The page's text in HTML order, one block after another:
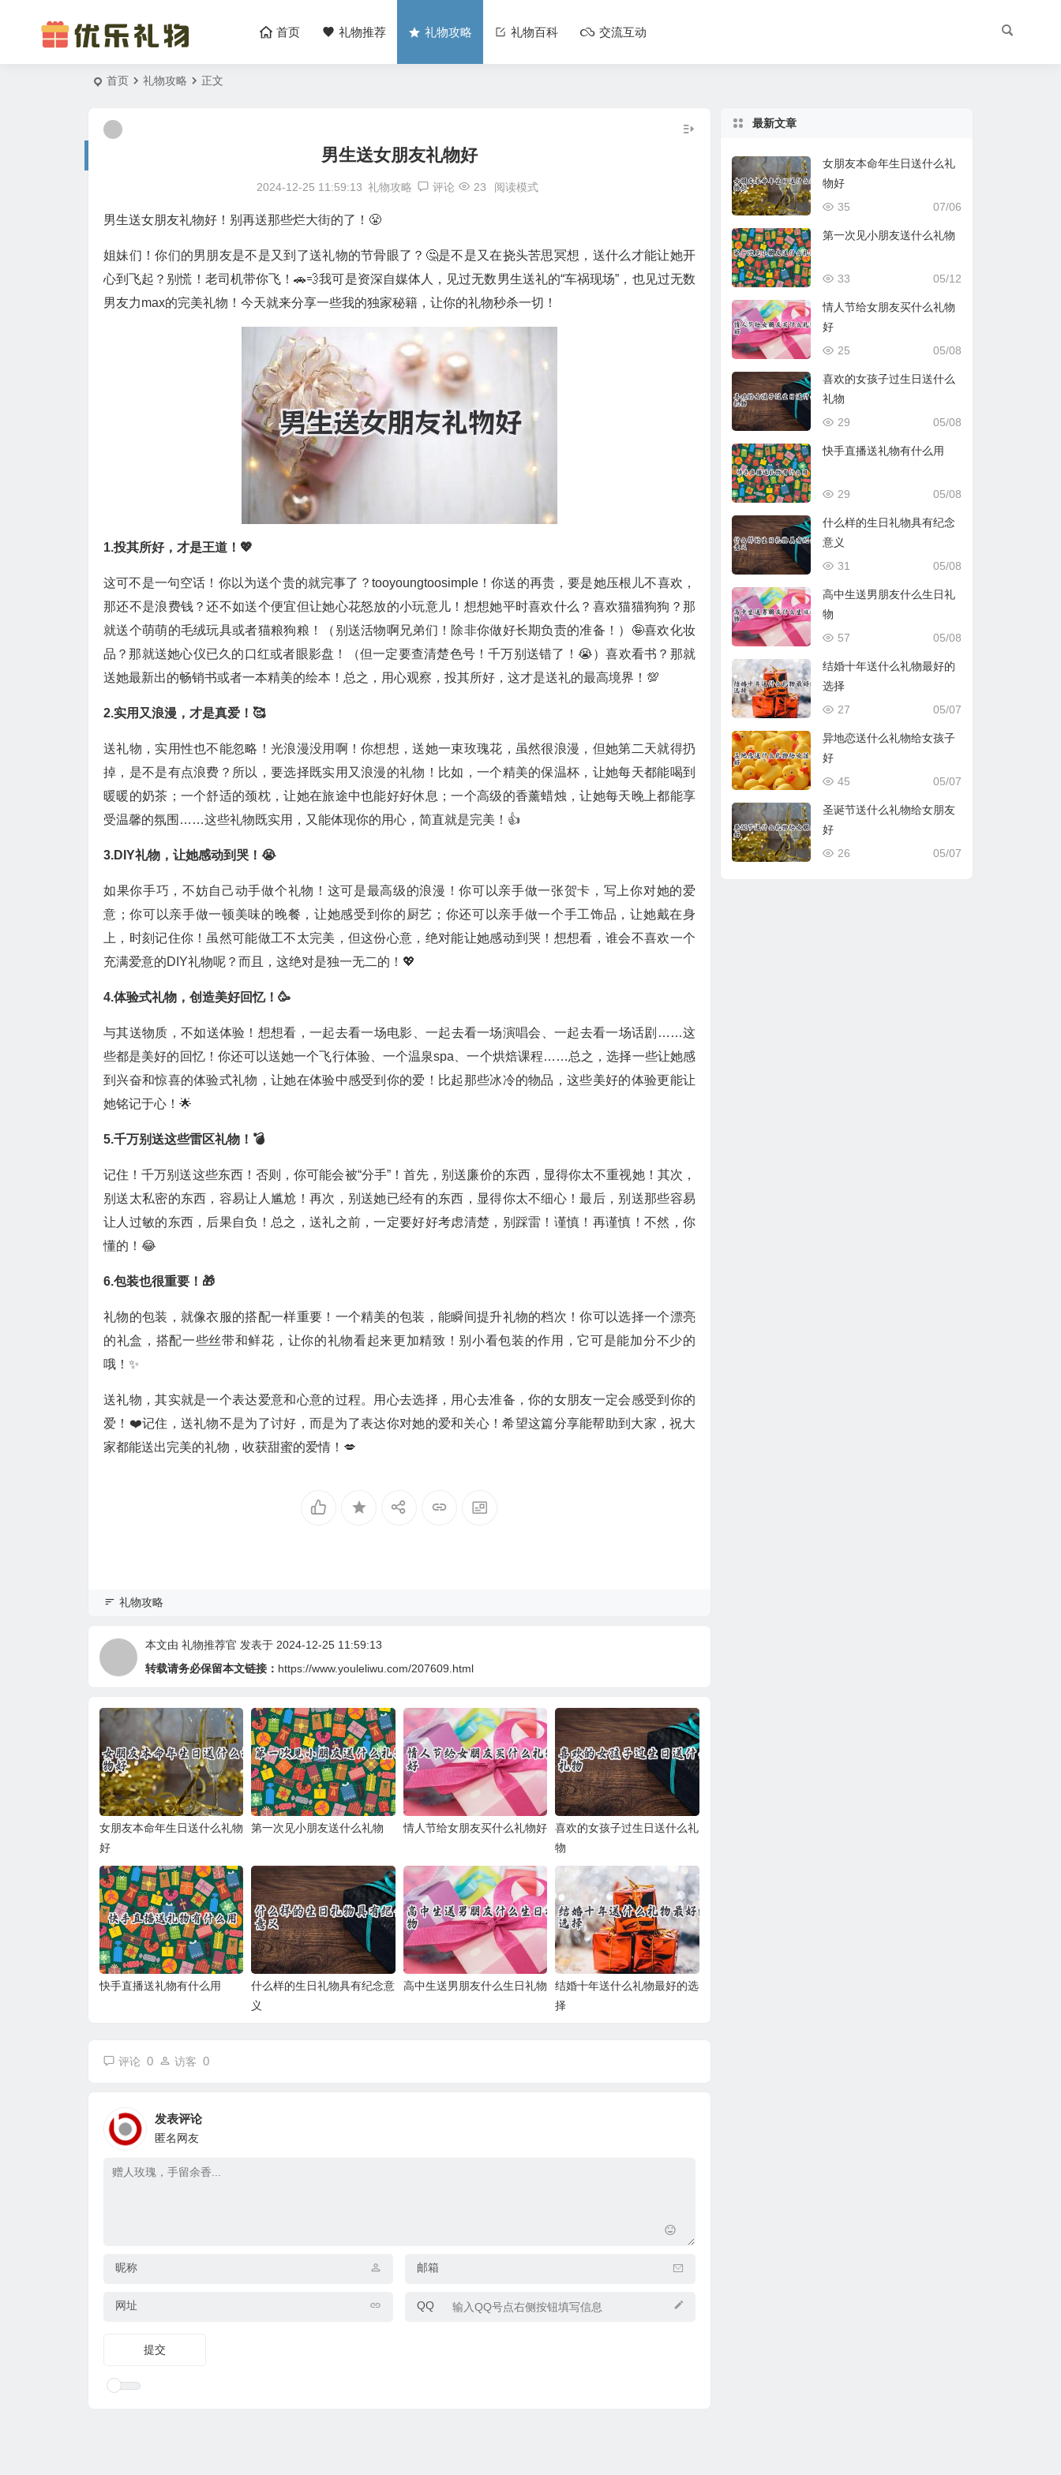
首页 礼物推荐 礼物攻略 礼物百科 交流互动
首页 礼物攻略 正文
男生送女朋友礼物好
2024-12-25 11:59:13 礼物攻略 评论 23 阅读模式
男生送女朋友礼物好！别再送那些烂大街的了！😤
姐妹们！你们的男朋友是不是又到了送礼物的节骨眼了？🤔是不是又在挠头苦思冥想，送什么才能让她开
心到飞起？别慌！老司机带你飞！🚗💨我可是资深自媒体人，见过无数男生送礼的“车祸现场”，也见过无数
男友力max的完美礼物！今天就来分享一些我的独家秘籍，让你的礼物秒杀一切！
1.投其所好，才是王道！💖
这可不是一句空话！你以为送个贵的就完事了？tooyoungtoosimple！你送的再贵，要是她压根儿不喜欢，
那还不是浪费钱？还不如送个便宜但让她心花怒放的小玩意儿！想想她平时喜欢什么？喜欢猫猫狗狗？那
就送个萌萌的毛绒玩具或者猫粮狗粮！（别送活物啊兄弟们！除非你做好长期负责的准备！）🤪喜欢化妆
品？那就送她心仪已久的口红或者眼影盘！（但一定要查清楚色号！千万别送错了！😭）喜欢看书？那就
送她最新出的畅销书或者一本精美的绘本！总之，用心观察，投其所好，这才是送礼的最高境界！💯
2.实用又浪漫，才是真爱！🥰
送礼物，实用性也不能忽略！光浪漫没用啊！你想想，送她一束玫瑰花，虽然很浪漫，但她第二天就得扔
掉，是不是有点浪费？所以，要选择既实用又浪漫的礼物！比如，一个精美的保温杯，让她每天都能喝到
暖暖的奶茶；一个舒适的颈枕，让她在旅途中也能好好休息；一个高级的香薰蜡烛，让她每天晚上都能享
受温馨的氛围……这些礼物既实用，又能体现你的用心，简直就是完美！👍
3.DIY礼物，让她感动到哭！😭
如果你手巧，不妨自己动手做个礼物！这可是最高级的浪漫！你可以亲手做一张贺卡，写上你对她的爱
意；你可以亲手做一顿美味的晚餐，让她感受到你的厨艺；你还可以亲手做一个手工饰品，让她戴在身
上，时刻记住你！虽然可能做工不太完美，但这份心意，绝对能让她感动到哭！想想看，谁会不喜欢一个
充满爱意的DIY礼物呢？而且，这绝对是独一无二的！💖
4.体验式礼物，创造美好回忆！🥳
与其送物质，不如送体验！想想看，一起去看一场电影、一起去看一场演唱会、一起去看一场话剧……这
些都是美好的回忆！你还可以送她一个飞行体验、一个温泉spa、一个烘焙课程……总之，选择一些让她感
到兴奋和惊喜的体验式礼物，让她在体验中感受到你的爱！比起那些冰冷的物品，这些美好的体验更能让
她铭记于心！🌟
5.千万别送这些雷区礼物！💣
记住！千万别送这些东西！否则，你可能会被“分手”！首先，别送廉价的东西，显得你太不重视她！其次，
别送太私密的东西，容易让人尴尬！再次，别送她已经有的东西，显得你太不细心！最后，别送那些容易
让人过敏的东西，后果自负！总之，送礼之前，一定要好好考虑清楚，别踩雷！谨慎！再谨慎！不然，你
懂的！😂
6.包装也很重要！🎁
礼物的包装，就像衣服的搭配一样重要！一个精美的包装，能瞬间提升礼物的档次！你可以选择一个漂亮
的礼盒，搭配一些丝带和鲜花，让你的礼物看起来更加精致！别小看包装的作用，它可是能加分不少的
哦！✨
送礼物，其实就是一个表达爱意和心意的过程。用心去选择，用心去准备，你的女朋友一定会感受到你的
爱！❤️记住，送礼物不是为了讨好，而是为了表达你对她的爱和关心！希望这篇分享能帮助到大家，祝大
家都能送出完美的礼物，收获甜蜜的爱情！💋
礼物攻略
本文由 礼物推荐官 发表于 2024-12-25 11:59:13
转载请务必保留本文链接： https://www.youleliwu.com/207609.html
女朋友本命年生日送什么礼物
好
第一次见小朋友送什么礼物 情人节给女朋友买什么礼物好
喜欢的女孩子过生日送什么礼
物
快手直播送礼物有什么用
什么样的生日礼物具有纪念意
义
高中生送男朋友什么生日礼物
结婚十年送什么礼物最好的选
择
评论 0 访客 0
发表评论
匿名网友
昵称 邮箱
网址 QQ
最新文章
女朋友本命年生日送什么礼
物好
07/06
35
第一次见小朋友送什么礼物
05/12
33
情人节给女朋友买什么礼物
好
05/08
25
喜欢的女孩子过生日送什么
礼物
05/08
29
快手直播送礼物有什么用
05/08
29
什么样的生日礼物具有纪念
意义
05/08
31
高中生送男朋友什么生日礼
物
05/08
57
结婚十年送什么礼物最好的
选择
05/07
27
异地恋送什么礼物给女孩子
好
05/07
45
圣诞节送什么礼物给女朋友
好
05/07
26